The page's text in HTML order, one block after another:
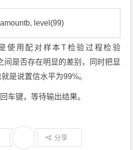
使用配对样本T检验过程检验
间是否存在明显的差别，同时把显
是说置信水平为99%。
车键，等待输出结果。
分享